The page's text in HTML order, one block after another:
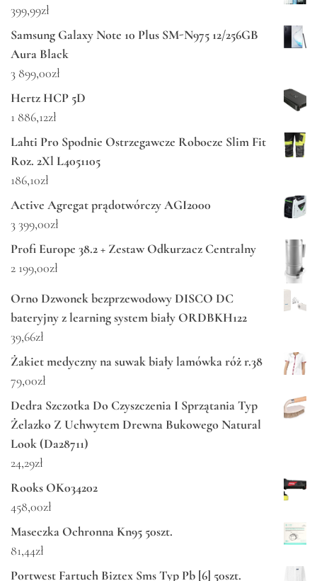
399,99zł
Samsung Galaxy Note 10 Plus SM-N975 12/256GB
Aura Black
3 899,00zł
Hertz HCP 5D
1 886,12zł
Lahti Pro Spodnie Ostrzegawcze Robocze Slim Fit
Roz. 2Xl L4051105
186,10zł
Active Agregat prądotwórczy AGI2000
3 399,00zł
Profi Europe 38.2 + Zestaw Odkurzacz Centralny
2 199,00zł
Orno Dzwonek bezprzewodowy DISCO DC
bateryjny z learning system biały ORDBKH122
39,66zł
Żakiet medyczny na suwak biały lamówka róż r.38
79,00zł
Dedra Szczotka Do Czyszczenia I Sprzątania Typ
Żelazko Z Uchwytem Drewna Bukowego Natural
Look (Da28711)
24,29zł
Rooks OK034202
458,00zł
Maseczka Ochronna Kn95 50szt.
81,44zł
Portwest Fartuch Biztex Sms Typ Pb [6] 50szt.